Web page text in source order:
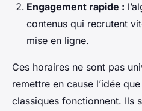
Engagement rapide :
contenus qui recrutent
mise en ligne.
Ces horaires ne sont pas
remettre en cause l’idée
classiques fonctionnent. Ils